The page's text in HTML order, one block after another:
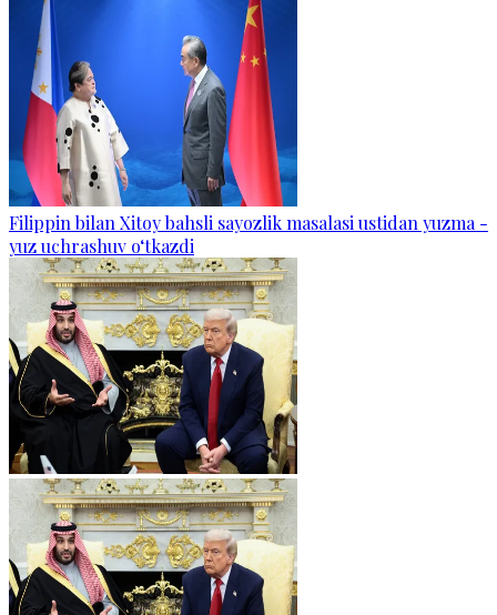
Filippin bilan Xitoy bahsli sayozlik masalasi ustidan yuzma -
yuz uchrashuv o‘tkazdi